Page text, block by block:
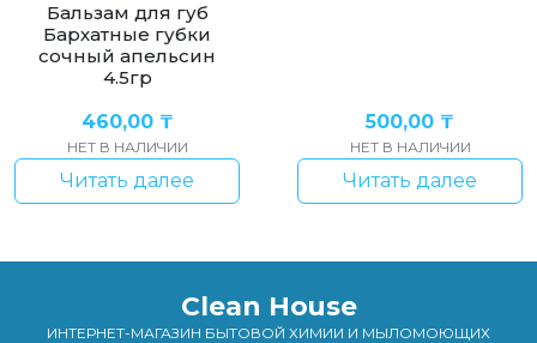
Бальзам для губ
Бархатные губки
сочный апельсин
4.5гр
460,00 ₸
НЕТ В НАЛИЧИИ
Читать далее
500,00 ₸
НЕТ В НАЛИЧИИ
Читать далее
Clean House
ИНТЕРНЕТ-МАГАЗИН БЫТОВОЙ ХИМИИ И МЫЛОМОЮЩИХ